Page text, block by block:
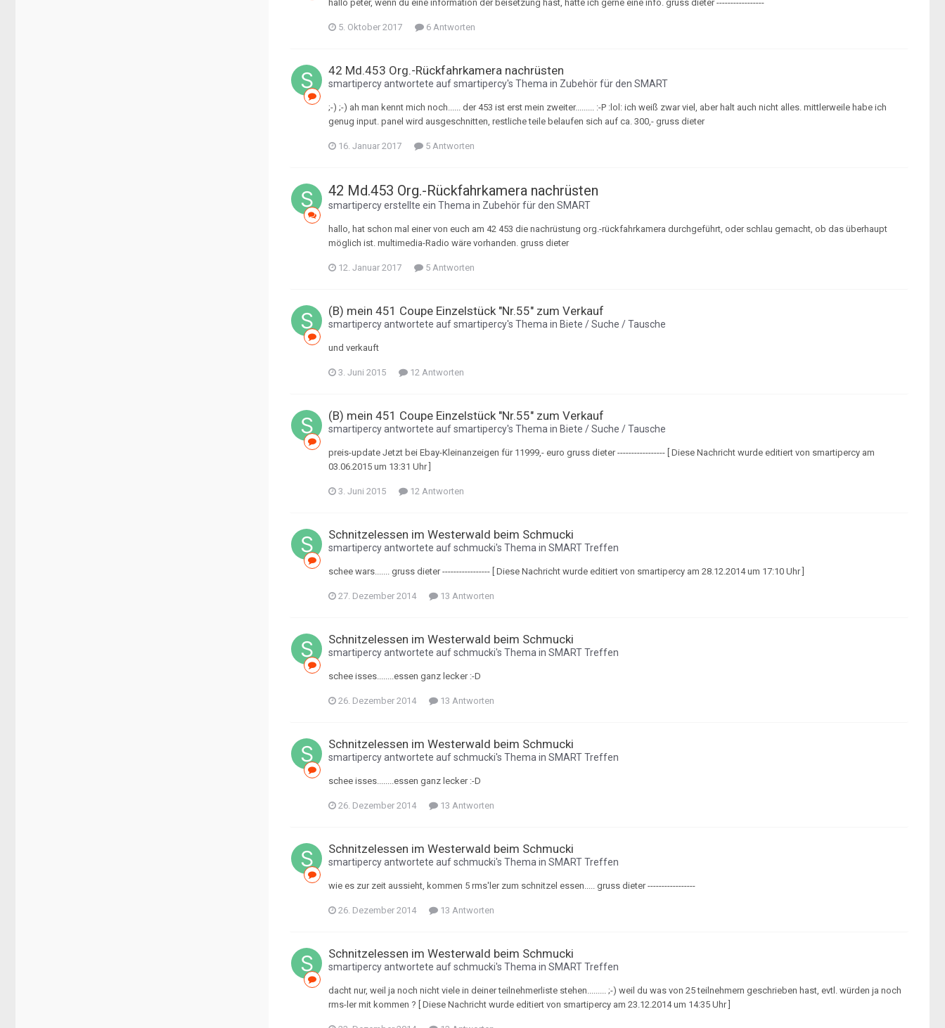
hallo peter, wenn du eine information der beisetzung hast, hätte ich gerne eine info. gruss dieter -----------------
5. Oktober 2017 6 Antworten
42 Md.453 Org.-Rückfahrkamera nachrüsten
smartipercyantwortete aufsmartipercy's Thema in Zubehör für den SMART
;-) ;-) ah man kennt mich noch...... der 453 ist erst mein zweiter......... :-P :lol: ich weiß zwar viel, aber halt auch nicht alles. mittlerweile habe ich
genug input. panel wird ausgeschnitten, restliche teile belaufen sich auf ca. 300,- gruss dieter
16. Januar 2017 5 Antworten
42 Md.453 Org.-Rückfahrkamera nachrüsten
smartipercyerstellte ein Thema in Zubehör für den SMART
hallo, hat schon mal einer von euch am 42 453 die nachrüstung org.-rückfahrkamera durchgeführt, oder schlau gemacht, ob das überhaupt
möglich ist. multimedia-Radio wäre vorhanden. gruss dieter
12. Januar 2017 5 Antworten
(B) mein 451 Coupe Einzelstück "Nr.55" zum Verkauf
smartipercyantwortete aufsmartipercy's Thema in Biete / Suche / Tausche
und verkauft
3. Juni 2015 12 Antworten
(B) mein 451 Coupe Einzelstück "Nr.55" zum Verkauf
smartipercyantwortete aufsmartipercy's Thema in Biete / Suche / Tausche
preis-update Jetzt bei Ebay-Kleinanzeigen für 11999,- euro gruss dieter ----------------- [ Diese Nachricht wurde editiert von smartipercy am
03.06.2015 um 13:31 Uhr ]
3. Juni 2015 12 Antworten
Schnitzelessen im Westerwald beim Schmucki
smartipercyantwortete aufschmucki's Thema in SMART Treffen
schee wars....... gruss dieter ----------------- [ Diese Nachricht wurde editiert von smartipercy am 28.12.2014 um 17:10 Uhr ]
27. Dezember 2014 13 Antworten
Schnitzelessen im Westerwald beim Schmucki
smartipercyantwortete aufschmucki's Thema in SMART Treffen
schee isses........essen ganz lecker :-D
26. Dezember 2014 13 Antworten
Schnitzelessen im Westerwald beim Schmucki
smartipercyantwortete aufschmucki's Thema in SMART Treffen
schee isses........essen ganz lecker :-D
26. Dezember 2014 13 Antworten
Schnitzelessen im Westerwald beim Schmucki
smartipercyantwortete aufschmucki's Thema in SMART Treffen
wie es zur zeit aussieht, kommen 5 rms'ler zum schnitzel essen..... gruss dieter -----------------
26. Dezember 2014 13 Antworten
Schnitzelessen im Westerwald beim Schmucki
smartipercyantwortete aufschmucki's Thema in SMART Treffen
dacht nur, weil ja noch nicht viele in deiner teilnehmerliste stehen......... ;-) weil du was von 25 teilnehmern geschrieben hast, evtl. würden ja noch
rms-ler mit kommen ? [ Diese Nachricht wurde editiert von smartipercy am 23.12.2014 um 14:35 Uhr ]